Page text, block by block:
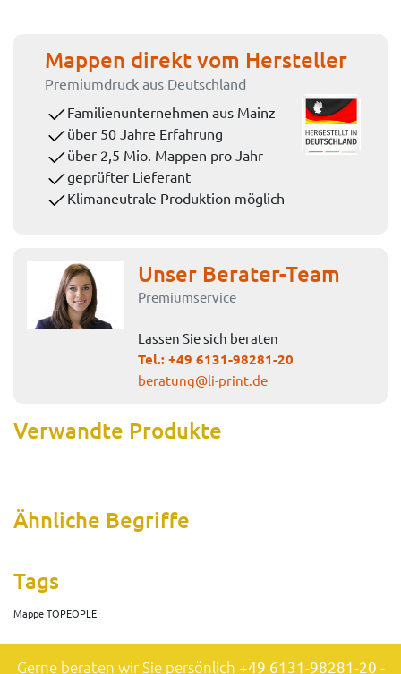
Mappen direkt vom Hersteller
Premiumdruck aus Deutschland
Familienunternehmen aus Mainz
über 50 Jahre Erfahrung
über 2,5 Mio. Mappen pro Jahr
geprüfter Lieferant
Klimaneutrale Produktion möglich
Unser Berater-Team
Premiumservice
Lassen Sie sich beraten
Tel.:+49 6131-98281-20
beratung@li-print.de
Verwandte Produkte
Ähnliche Begriffe
Tags
Mappe TOPEOPLE
Gerne beraten wir Sie persönlich +49 6131-98281-20 -